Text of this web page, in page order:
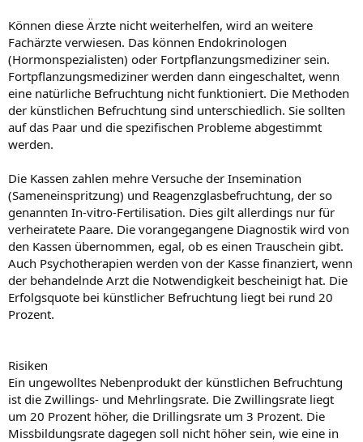
Können diese Ärzte nicht weiterhelfen, wird an weitere
Fachärzte verwiesen. Das können Endokrinologen
(Hormonspezialisten) oder Fortpflanzungsmediziner sein.
Fortpflanzungsmediziner werden dann eingeschaltet, wenn
eine natürliche Befruchtung nicht funktioniert. Die Methoden
der künstlichen Befruchtung sind unterschiedlich. Sie sollten
auf das Paar und die spezifischen Probleme abgestimmt
werden.
Die Kassen zahlen mehre Versuche der Insemination
(Sameneinspritzung) und Reagenzglasbefruchtung, der so
genannten In-vitro-Fertilisation. Dies gilt allerdings nur für
verheiratete Paare. Die vorangegangene Diagnostik wird von
den Kassen übernommen, egal, ob es einen Trauschein gibt.
Auch Psychotherapien werden von der Kasse finanziert, wenn
der behandelnde Arzt die Notwendigkeit bescheinigt hat. Die
Erfolgsquote bei künstlicher Befruchtung liegt bei rund 20
Prozent.
Risiken
Ein ungewolltes Nebenprodukt der künstlichen Befruchtung
ist die Zwillings- und Mehrlingsrate. Die Zwillingsrate liegt
um 20 Prozent höher, die Drillingsrate um 3 Prozent. Die
Missbildungsrate dagegen soll nicht höher sein, wie eine in